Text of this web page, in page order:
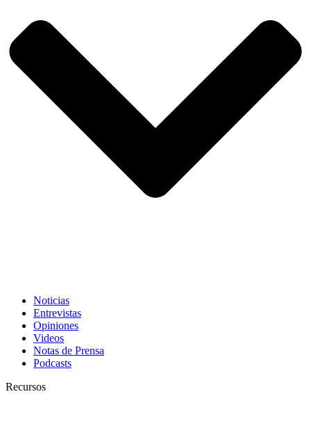
Noticias
Entrevistas
Opiniones
Videos
Notas de Prensa
Podcasts
Recursos